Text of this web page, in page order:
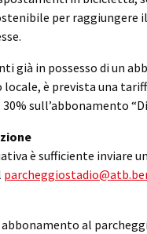
per raggiungere
già in possesso di un
è prevista una
sull’abbonamento
è sufficiente inviare
al